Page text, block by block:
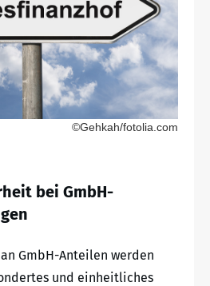
©Gehkah/fotolia.com
bei GmbH-
GmbH-Anteilen werden
und einheitliches